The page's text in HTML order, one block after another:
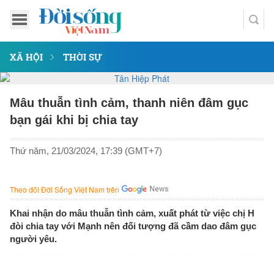
XÃ HỘI THỜI SỰ
Mâu thuẫn tình cảm, thanh niên đâm gục
bạn gái khi bị chia tay
Thứ năm, 21/03/2024, 17:39 (GMT+7)
Theo dõi Đời Sống Việt Nam trên
Khai nhận do mâu thuẫn tình cảm, xuất phát từ việc chị H
đòi chia tay với Mạnh nên đối tượng đã cầm dao đâm gục
người yêu.